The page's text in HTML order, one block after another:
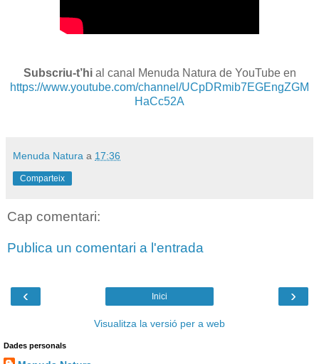
Subscriu-t’hial canal Menuda Natura de YouTube en
https://www.youtube.com/channel/UCpDRmib7EGEngZGM
HaCc52A
Menuda Natura a 17:36
Comparteix
Cap comentari:
Publica un comentari a l'entrada
‹ ›
Inici
Visualitza la versió per a web
Dades personals